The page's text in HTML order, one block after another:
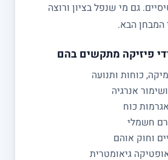
גם מי שנפל בציון ורוצה
המבחן הבא.
פיזיקה מתקשים בהם
כוחות ותנועה
אנרגיה
כוח
חשמלי
וחוק אוהם
גיאומטרית